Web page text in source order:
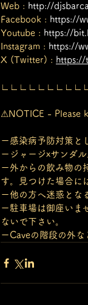
Web : http://
Facebook : https://
Youtube : https://
Instagram : https://
X (Twitter) : https://
⚠NOTICE - Please
ー感染病予防対策と
ージャージxサンダ
ー外からの飲み物の
す。見つけた場合に
ー他の方へ迷惑とな
ー駐車場は御座いま
ないで下さい。
ーCaveの階段の外